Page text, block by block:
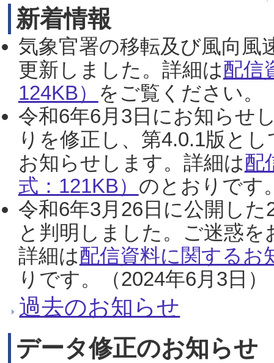
新着情報
気象官署の移転及び風向風
更新しました。詳細は配信
124KB） をご覧ください。
令和6年6月3日にお知らせ
りを修正し、第4.0.1版と
お知らせします。詳細は配
式：121KB） のとおりです
令和6年3月26日に公開し
と判明しました。ご迷惑
詳細は配信資料に関するお
りです。（2024年6月3日）
過去のお知らせ
データ修正のお知らせ